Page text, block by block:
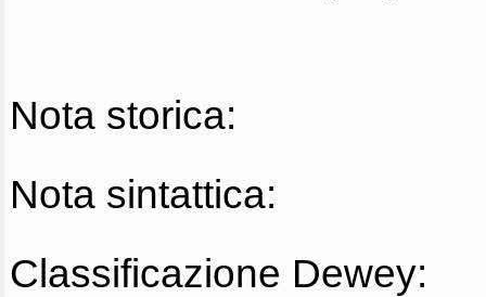
Nota storica:
Nota sintattica:
Classificazione Dewey: